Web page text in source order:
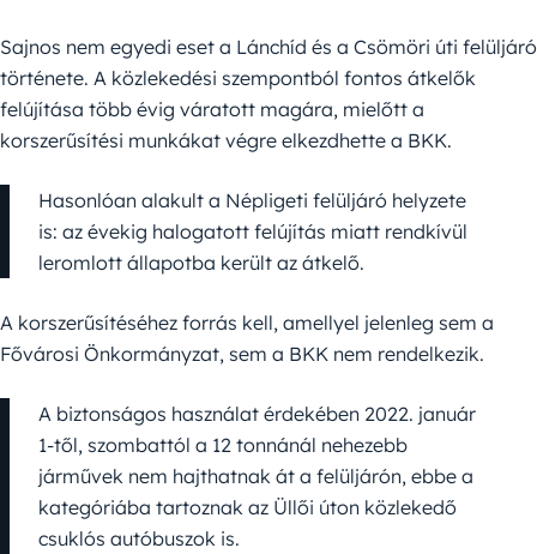
Sajnos nem egyedi eset a Lánchíd és a Csömöri úti felüljáró
története. A közlekedési szempontból fontos átkelők
felújítása több évig váratott magára, mielőtt a
korszerűsítési munkákat végre elkezdhette a BKK.
Hasonlóan alakult a Népligeti felüljáró helyzete
is: az évekig halogatott felújítás miatt rendkívül
leromlott állapotba került az átkelő.
A korszerűsítéséhez forrás kell, amellyel jelenleg sem a
Fővárosi Önkormányzat, sem a BKK nem rendelkezik.
A biztonságos használat érdekében 2022. január
1-től, szombattól a 12 tonnánál nehezebb
járművek nem hajthatnak át a felüljárón, ebbe a
kategóriába tartoznak az Üllői úton közlekedő
csuklós autóbuszok is.